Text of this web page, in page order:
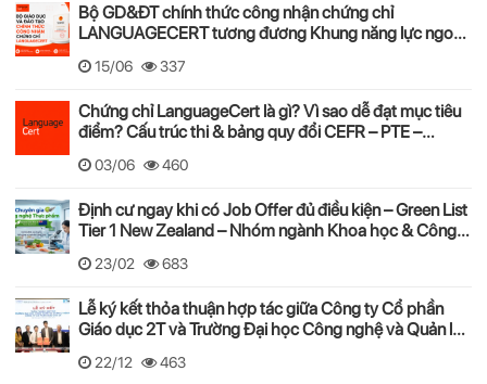
Bộ GD&ĐT chính thức công nhận chứng chỉ
LANGUAGECERT tương đương Khung năng lực ngoại
15/06 337
Chứng chỉ LanguageCert là gì? Vì sao dễ đạt mục tiêu
điểm? Cấu trúc thi & bảng quy đổi CEFR – PTE –
03/06 460
Định cư ngay khi có Job Offer đủ điều kiện – Green List
Tier 1 New Zealand – Nhóm ngành Khoa học & Công
23/02 683
Lễ ký kết thỏa thuận hợp tác giữa Công ty Cổ phần
Giáo dục 2T và Trường Đại học Công nghệ và Quản lý
22/12 463